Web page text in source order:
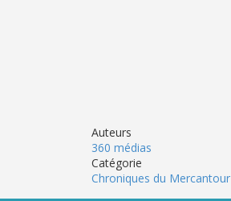
Auteurs
360 médias
Catégorie
Chroniques du Mercantour